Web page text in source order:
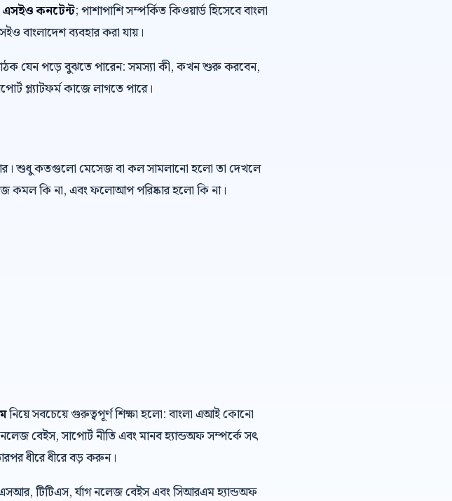
কনটেন্ট; পাশাপাশি সম্পর্কিত কিওয়ার্ড হিসেবে বাংলা
বাংলাদেশ ব্যবহার করা যায়।
যেন পড়ে বুঝতে পারেন: সমস্যা কী, কখন শুরু করবেন,
প্ল্যাটফর্ম কাজে লাগতে পারে।
শুধু কতগুলো মেসেজ বা কল সামলানো হলো তা দেখলে
কমল কি না, এবং ফলোআপ পরিষ্কার হলো কি না।
নিয়ে সবচেয়ে গুরুত্বপূর্ণ শিক্ষা হলো: বাংলা এআই কোনো
বেইস, সাপোর্ট নীতি এবং মানব হ্যান্ডঅফ সম্পর্কে সৎ
ধীরে ধীরে বড় করুন।
টিটিএস, র্যাগ নলেজ বেইস এবং সিআরএম হ্যান্ডঅফ